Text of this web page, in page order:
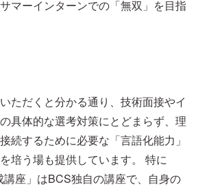
マーインターンでの「無双」を目指
ただくと分かる通り、技術面接やイ
具体的な選考対策にとどまらず、理
続するために必要な「言語化能力」
培う場も提供しています。 特に
講座」はBCS独自の講座で、自身の